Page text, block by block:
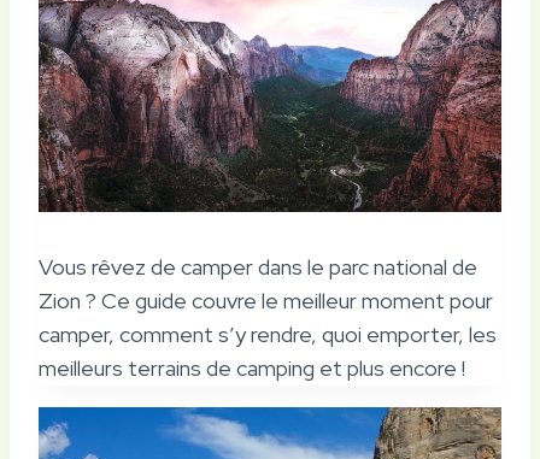
Vous rêvez de camper dans le parc national de
Zion ? Ce guide couvre le meilleur moment pour
camper, comment s’y rendre, quoi emporter, les
meilleurs terrains de camping et plus encore !